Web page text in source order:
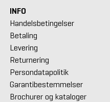
INFO
Handelsbetingelser
Betaling
Levering
Returnering
Persondatapolitik
Garantibestemmelser
Brochurer og kataloger